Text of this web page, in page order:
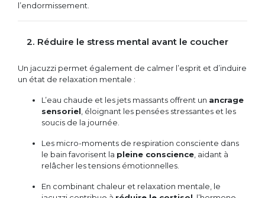
l’endormissement.
2. Réduire le stress mental avant le coucher
Un jacuzzi permet également de calmer l’esprit et d’induire
un état de relaxation mentale :
L’eau chaude et les jets massants offrent un ancrage
sensoriel , éloignant les pensées stressantes et les
soucis de la journée.
Les micro-moments de respiration consciente dans
le bain favorisent la pleine conscience , aidant à
relâcher les tensions émotionnelles.
En combinant chaleur et relaxation mentale, le